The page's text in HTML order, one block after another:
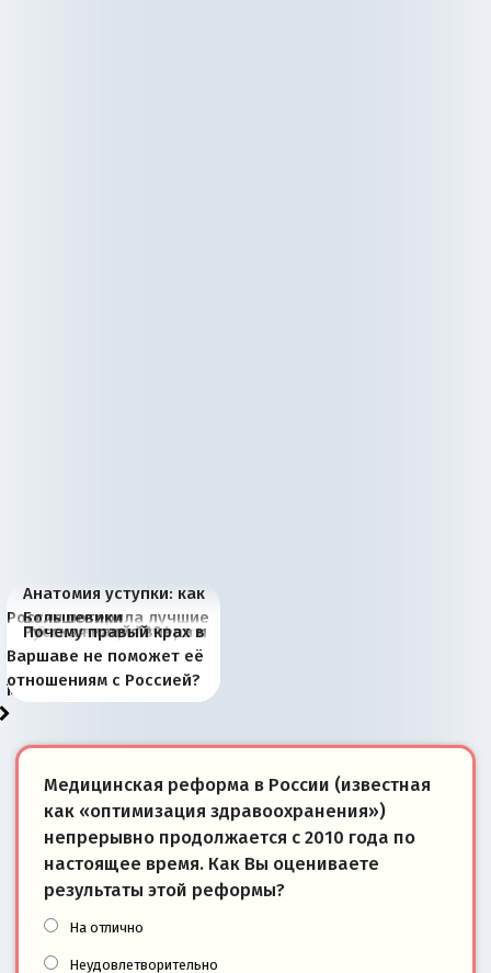
Анатомия уступки: как
Россия потеряла лучшие
рыбопромысловые
районы Баренцева
моря
Большевики
отличаются от «Яблока»
тем, что они -
победители
Киевская марионетка
Запада рассказала о
«переобувании» хозяев
В России назрели
перемены: 15 шагов к
суверенной экономике
Миграционный пожар
Европы
Россия начинает
сбрасывать балласт
Анкориджа
Россия зимой 1904
года: первые уступки во
внутренней политике
Русская нация вчера и
сегодня
Почему правый крах в
Варшаве не поможет её
отношениям с Россией?
Медицинская реформа в России (известная
как «оптимизация здравоохранения»)
непрерывно продолжается с 2010 года по
настоящее время. Как Вы оцениваете
результаты этой реформы?
На отлично
Неудовлетворительно